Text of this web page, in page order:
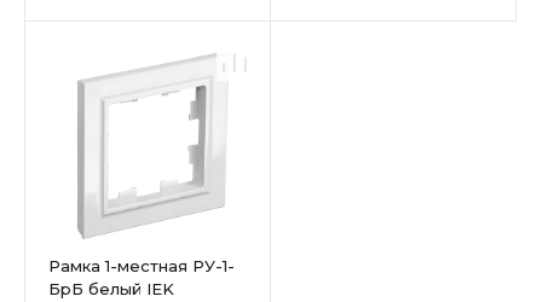
Рамка 1-местная РУ-1-
БрБ белый IEK